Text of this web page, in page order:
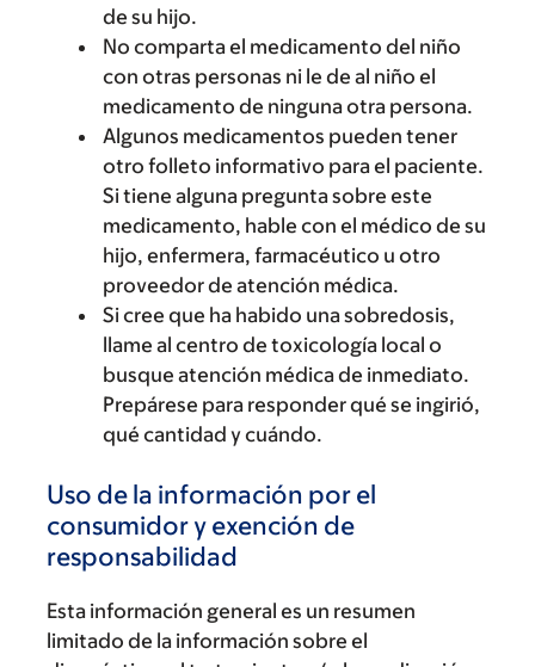
de su hijo.
No comparta el medicamento del niño
con otras personas ni le de al niño el
medicamento de ninguna otra persona.
Algunos medicamentos pueden tener
otro folleto informativo para el paciente.
Si tiene alguna pregunta sobre este
medicamento, hable con el médico de su
hijo, enfermera, farmacéutico u otro
proveedor de atención médica.
Si cree que ha habido una sobredosis,
llame al centro de toxicología local o
busque atención médica de inmediato.
Prepárese para responder qué se ingirió,
qué cantidad y cuándo.
Uso de la información por el
consumidor y exención de
responsabilidad
Esta información general es un resumen
limitado de la información sobre el